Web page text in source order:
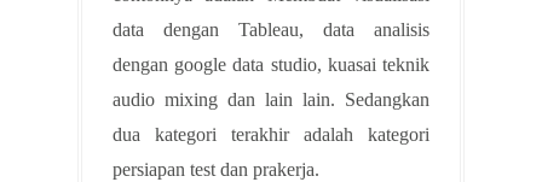
data dengan Tableau, data analisis
dengan google data studio, kuasai teknik
audio mixing dan lain lain. Sedangkan
dua kategori terakhir adalah kategori
persiapan test dan prakerja.